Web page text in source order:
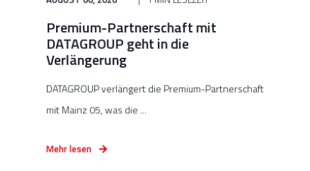
Premium-Partnerschaft mit
DATAGROUP geht in die
Verlängerung
DATAGROUP verlängert die Premium-Partnerschaft
mit Mainz 05, was die ...
Mehr lesen